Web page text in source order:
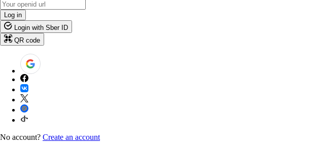
Log in
Login with Sber ID
QR code
No account? Create an account